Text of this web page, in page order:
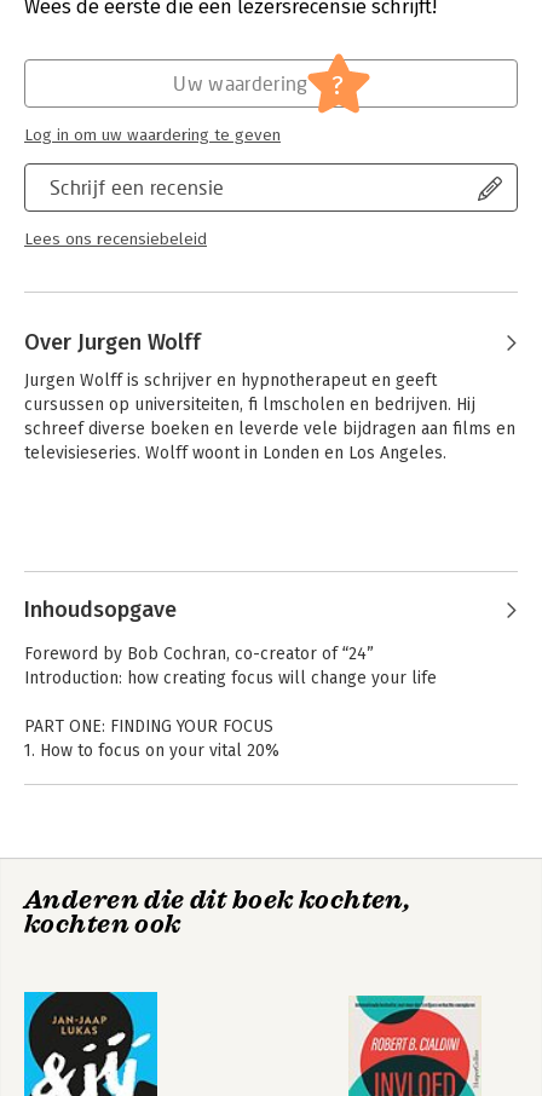
Tegenwoordig draait het om creativiteit, flexibiliteit en het
maken van de juiste keuzes. 'Focus' beschrijft hoe u
identificeert wat het belangrijkst is, hoe u uw energie moet
verdelen en hoe u zich zonder afleiding kunt richten op de
taken die u succesvol maken. De kennis die u in dit boek
opdoet, kunt u direct toepassen, of u nu uw linker of rechter
hersenhelft gebruikt.
Hoofdrubriek: Persoonlijke effectiviteit
Wees de eerste die een lezersrecensie schrijft!
Schrijf een recensie
Lees ons recensiebeleid
Uw waardering ?
Log in om uw waardering te geven
Over Jurgen Wolff
Jurgen Wolff is schrijver en hypnotherapeut en geeft
cursussen op universiteiten, fi lmscholen en bedrijven. Hij
schreef diverse boeken en leverde vele bijdragen aan films en
televisieseries. Wolff woont in Londen en Los Angeles.
Inhoudsopgave
Foreword by Bob Cochran, co-creator of “24”
Introduction: how creating focus will change your life
PART ONE: FINDING YOUR FOCUS
1. How to focus on your vital 20%
5. How to focus on what already works
6. How to (finally) beat procrastination
7. How to use the Alter Ego strategy
8. How to manage other people
9. How to focus your language for extraordinary results
10. How to create information focus
11. How to conquer the paper mountain
Anderen die dit boek kochten,
kochten ook